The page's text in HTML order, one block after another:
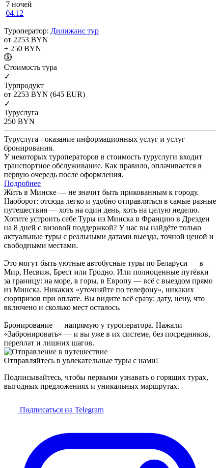
7 ночей
04.12
Туроператор: Дилижанс тур
от 2253 BYN
+ 250 BYN
Cтоимость тура
✓
Турпродукт
от 2253 BYN (645 EUR)
✓
Туруслуга
250 BYN
Туруслуга - оказание информационных услуг и услуг
бронирования.
У некоторых туроператоров в стоимость туруслуги входит
транспортное обслуживание. Как правило, оплачивается в
первую очередь после оформления.
Подробнее
Жить в Минске — не значит быть прикованным к городу.
Наоборот: отсюда легко и удобно отправляться в самые разные
путешествия — хоть на один день, хоть на целую неделю.
Хотите устроить себе Туры из Минска в Францию в Дрезден
на 8 дней с визовой поддержкой? У нас вы найдёте только
актуальные туры с реальными датами выезда, точной ценой и
свободными местами.
Это могут быть уютные автобусные туры по Беларуси — в
Мир, Несвиж, Брест или Гродно. Или полноценные путёвки
за границу: на море, в горы, в Европу — всё с выездом прямо
из Минска. Никаких «уточняйте по телефону», никаких
сюрпризов при оплате. Вы видите всё сразу: дату, цену, что
включено и сколько мест осталось.
Бронирование — напрямую у туроператора. Нажали
«Забронировать» — и вы уже в их системе, без посредников,
переплат и лишних шагов.
Отправляйтесь в увлекательные туры с нами!
Подписывайтесь, чтобы первыми узнавать о горящих турах,
выгодных предложениях и уникальных маршрутах.
Подписаться на Telegram